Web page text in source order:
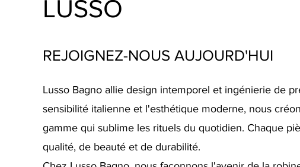
LUSSO
REJOIGNEZ-NOUS AUJOURD'HUI
Lusso Bagno allie design intemporel et ingénierie de
sensibilité italienne et l'esthétique moderne, nous
gamme qui sublime les rituels du quotidien. Chaque
qualité, de beauté et de durabilité.